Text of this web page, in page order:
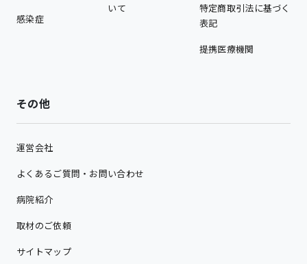
感染症
いて
特定商取引法に基づく
表記
提携医療機関
その他
運営会社
よくあるご質問・お問い合わせ
病院紹介
取材のご依頼
サイトマップ